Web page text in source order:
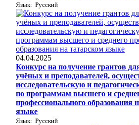
Язык: Русский
04.04.2025
Конкурс на получение грантов
учёных и преподавателей,
исследовательскую и
по программам высшего и
профессионального образования
языке
Язык: Русский